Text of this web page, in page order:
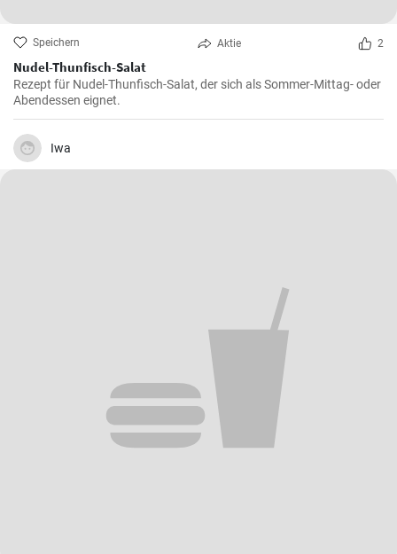
Speichern Aktie 2
Nudel-Thunfisch-Salat
Rezept für Nudel-Thunfisch-Salat, der sich als Sommer-Mittag- oder
Abendessen eignet.
Iwa